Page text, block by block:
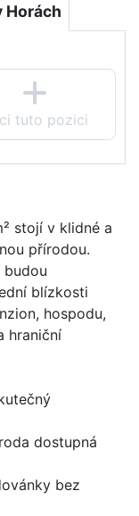
Horách
tuto pozici
stojí v klidné a
přírodou.
budou
blízkosti
hospodu,
hraniční
dostupná
bez